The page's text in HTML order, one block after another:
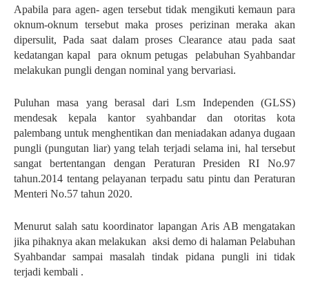
Apabila para agen- agen tersebut tidak mengikuti kemaun para
oknum-oknum tersebut maka proses perizinan meraka akan
dipersulit, Pada saat dalam proses Clearance atau pada saat
kedatangan kapal
para oknum petugas
pelabuhan Syahbandar
melakukan pungli dengan nominal yang bervariasi.
Puluhan masa yang berasal dari Lsm Independen (GLSS)
mendesak kepala kantor syahbandar dan otoritas kota
palembang untuk menghentikan dan meniadakan adanya dugaan
pungli (pungutan liar) yang telah terjadi selama ini, hal tersebut
sangat bertentangan dengan Peraturan Presiden RI No.97
tahun.2014 tentang pelayanan terpadu satu pintu dan Peraturan
Menteri No.57 tahun 2020.
Menurut salah satu koordinator lapangan Aris AB mengatakan
jika pihaknya akan melakukan aksi demo di halaman Pelabuhan
Syahbandar sampai masalah tindak pidana pungli ini tidak
terjadi kembali .